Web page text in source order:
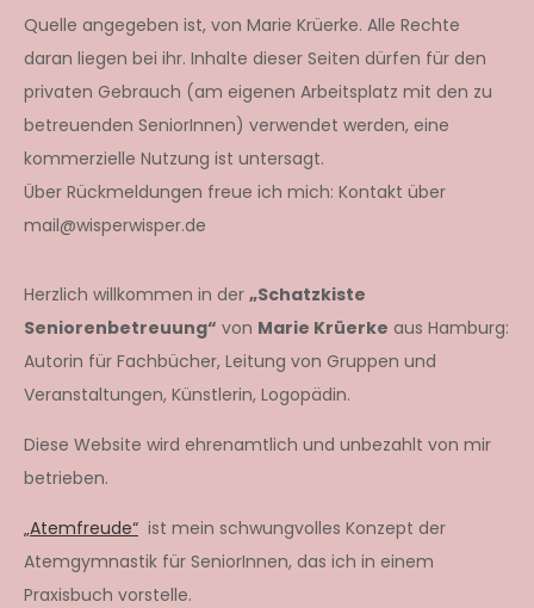
Quelle angegeben ist, von Marie Krüerke. Alle Rechte
daran liegen bei ihr. Inhalte dieser Seiten dürfen für den
privaten Gebrauch (am eigenen Arbeitsplatz mit den zu
betreuenden SeniorInnen) verwendet werden, eine
kommerzielle Nutzung ist untersagt.
Über Rückmeldungen freue ich mich: Kontakt über
mail@wisperwisper.de
Herzlich willkommen in der „Schatzkiste
Seniorenbetreuung“ von Marie Krüerke aus Hamburg:
Autorin für Fachbücher, Leitung von Gruppen und
Veranstaltungen, Künstlerin, Logopädin.
Diese Website wird ehrenamtlich und unbezahlt von mir
betrieben.
„Atemfreude“ ist mein schwungvolles Konzept der
Atemgymnastik für SeniorInnen, das ich in einem
Praxisbuch vorstelle.